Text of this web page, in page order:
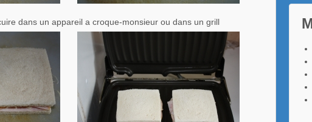
dans un appareil a croque-monsieur ou dans un grill